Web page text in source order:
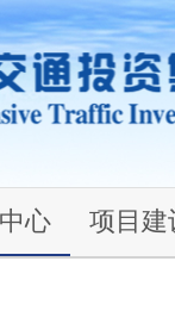
心 项目建